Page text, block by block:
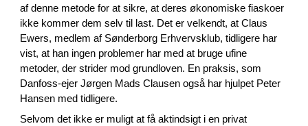
af denne metode for at sikre, at deres økonomiske fiaskoer
ikke kommer dem selv til last. Det er velkendt, at Claus
Ewers, medlem af Sønderborg Erhvervsklub, tidligere har
vist, at han ingen problemer har med at bruge ufine
metoder, der strider mod grundloven. En praksis, som
Danfoss-ejer Jørgen Mads Clausen også har hjulpet Peter
Hansen med tidligere.
Selvom det ikke er muligt at få aktindsigt i en privat